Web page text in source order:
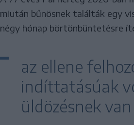
miután bűnösnek találták egy
négy hónap börtönbüntetésre
az ellene
indíttatásúak
üldözésnek